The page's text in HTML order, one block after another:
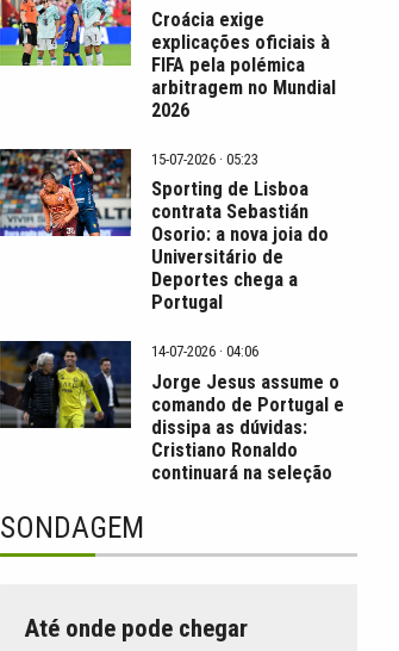
Croácia exige
explicações oficiais à
FIFA pela polémica
arbitragem no Mundial
2026
15-07-2026 · 05:23
Sporting de Lisboa
contrata Sebastián
Osorio: a nova joia do
Universitário de
Deportes chega a
Portugal
14-07-2026 · 04:06
Jorge Jesus assume o
comando de Portugal e
dissipa as dúvidas:
Cristiano Ronaldo
continuará na seleção
SONDAGEM
Até onde pode chegar